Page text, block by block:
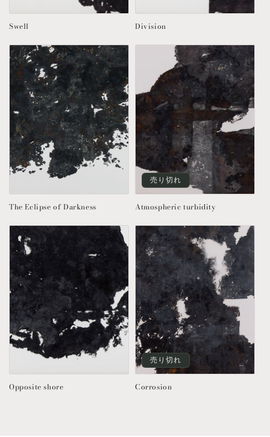
Swell Division
The Eclipse of Darkness
売り切れ
Atmospheric turbidity
Opposite shore
売り切れ
Corrosion